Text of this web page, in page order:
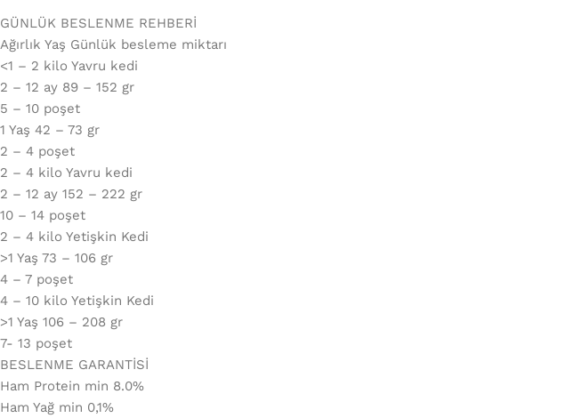
GÜNLÜK BESLENME REHBERİ
Ağırlık Yaş Günlük besleme miktarı
<1 – 2 kilo Yavru kedi
2 – 12 ay 89 – 152 gr
5 – 10 poşet
1 Yaş 42 – 73 gr
2 – 4 poşet
2 – 4 kilo Yavru kedi
2 – 12 ay 152 – 222 gr
10 – 14 poşet
2 – 4 kilo Yetişkin Kedi
>1 Yaş 73 – 106 gr
4 – 7 poşet
4 – 10 kilo Yetişkin Kedi
>1 Yaş 106 – 208 gr
7- 13 poşet
BESLENME GARANTİSİ
Ham Protein min 8.0%
Ham Yağ min 0,1%